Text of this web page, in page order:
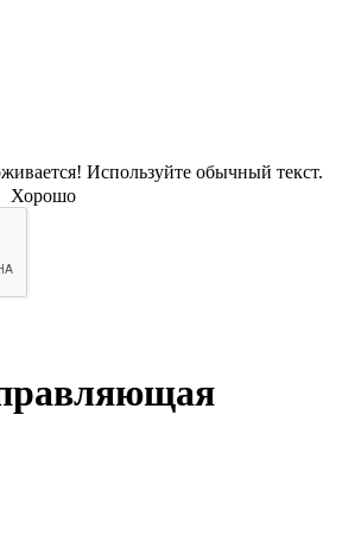
Используйте обычный текст.
Хорошо